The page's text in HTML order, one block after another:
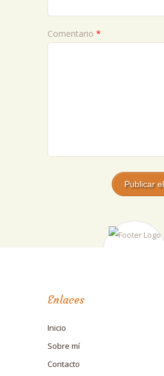
Comentario *
Enlaces
Inicio
Sobre mí
Contacto